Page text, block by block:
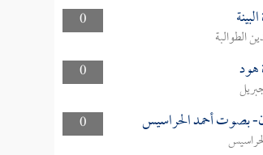
0
الطوالبة
0
0
بصوت أحمد الحراسيس